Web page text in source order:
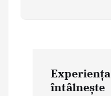
Experiența
întâlnește